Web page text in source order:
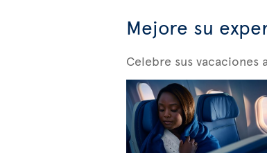
Mejore su
Celebre sus